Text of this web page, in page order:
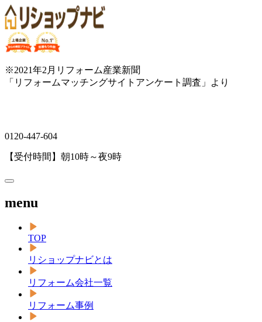
※2021年2月リフォーム産業新聞
「リフォームマッチングサイトアンケート調査」より
0120-447-604
【受付時間】朝10時～夜9時
menu
TOP
リショップナビとは
リフォーム会社一覧
リフォーム事例